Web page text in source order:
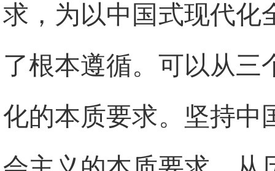
求，为以中国式现代化
了根本遵循。可以从三
化的本质要求。坚持中